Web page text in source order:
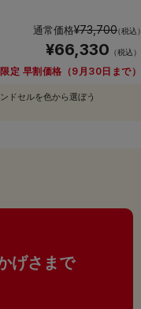
通常価格¥73,700（税込
¥66,330 （税込）
定 早割価格（9月30日まで）
ドセルを色から選ぼう
げさまで